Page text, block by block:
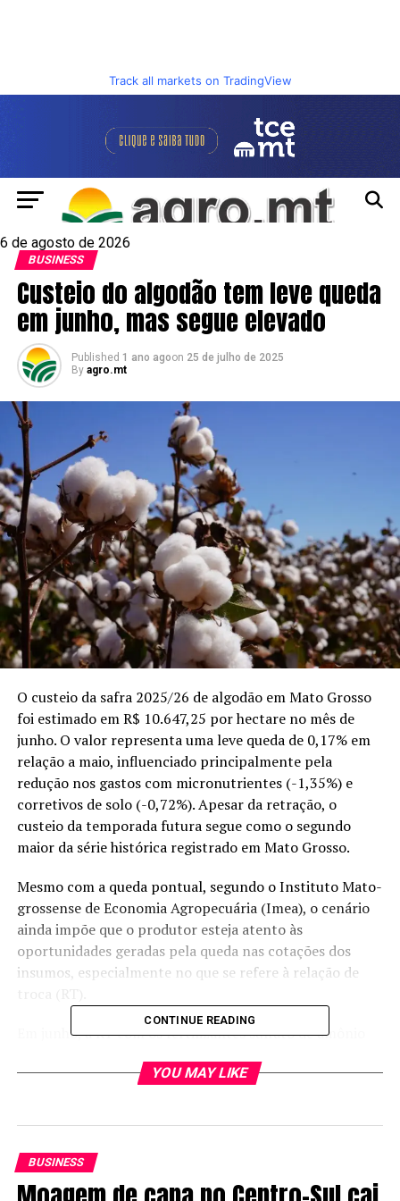
Track all markets on TradingView
6 de agosto de 2026
BUSINESS
Custeio do algodão tem leve queda
em junho, mas segue elevado
Published 1 ano agoon 25 de julho de 2025
By agro.mt
O custeio da safra 2025/26 de algodão em Mato Grosso
foi estimado em R$ 10.647,25 por hectare no mês de
junho. O valor representa uma leve queda de 0,17% em
relação a maio, influenciado principalmente pela
redução nos gastos com micronutrientes (-1,35%) e
corretivos de solo (-0,72%). Apesar da retração, o
custeio da temporada futura segue como o segundo
maior da série histórica registrado em Mato Grosso.
Mesmo com a queda pontual, segundo o Instituto Mato-
grossense de Economia Agropecuária (Imea), o cenário
ainda impõe que o produtor esteja atento às
oportunidades geradas pela queda nas cotações dos
insumos, especialmente no que se refere à relação de
Em junho, a RT com os fertilizantes sulfato de amônio
ficando 10,95% e 21,26% abaixo da média dos últimos
CONTINUE READING
YOU MAY LIKE
BUSINESS